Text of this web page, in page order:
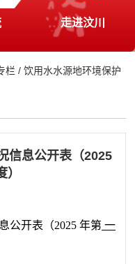
走进汶川
栏 /饮用水水源地环境保护
信息公开表（2025
公开表 （2025年第 一